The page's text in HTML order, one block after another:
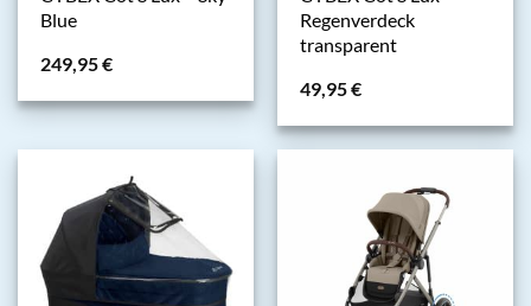
Blue
249,95€
Regenverdeck
transparent
49,95€